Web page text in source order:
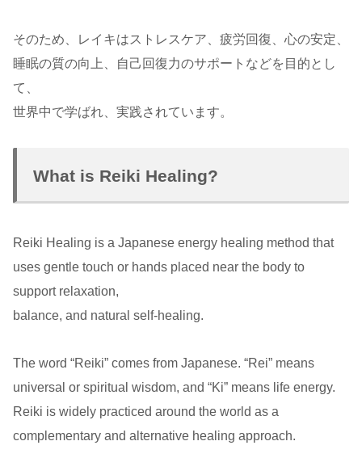
そのため、レイキはストレスケア、疲労回復、心の安定、
睡眠の質の向上、自己回復力のサポートなどを目的とし
て、
世界中で学ばれ、実践されています。
What is Reiki Healing?
Reiki Healing is a Japanese energy healing method that
uses gentle touch or hands placed near the body to
support relaxation,
balance, and natural self-healing.
The word “Reiki” comes from Japanese. “Rei” means
universal or spiritual wisdom, and “Ki” means life energy.
Reiki is widely practiced around the world as a
complementary and alternative healing approach.